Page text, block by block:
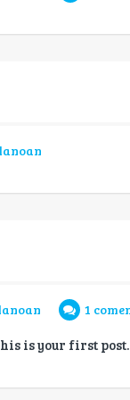
1
is your first